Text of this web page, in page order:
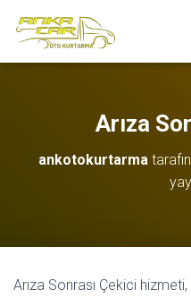
Arıza
ankotokurtarma
Arıza Sonrası Çekici